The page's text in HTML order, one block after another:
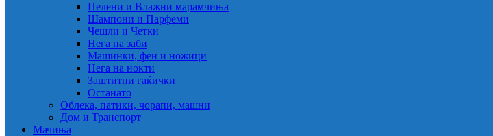
Пелени и Влажни марамчиња
Шампони и Парфеми
Чешли и Четки
Нега на заби
Машинки, фен и ножици
Нега на нокти
Заштитни гаќички
Останато
Облека, патики, чорапи, машни
Дом и Транспорт
Мачиња